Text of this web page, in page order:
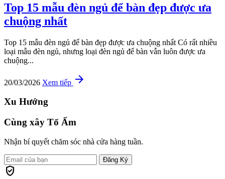
Top 15 mẫu đèn ngủ để bàn đẹp được ưa
chuộng nhất
Top 15 mẫu đèn ngủ để bàn đẹp được ưa chuộng nhất Có rất nhiều
loại mẫu đèn ngủ, nhưng loại đèn ngủ để bàn vẫn luôn được ưa
chuộng...
20/03/2026 Xem tiếp arrow_forward
Xu Hướng
Cùng xây Tổ Ấm
Nhận bí quyết chăm sóc nhà cửa hàng tuần.
Đăng Ký
verified_user